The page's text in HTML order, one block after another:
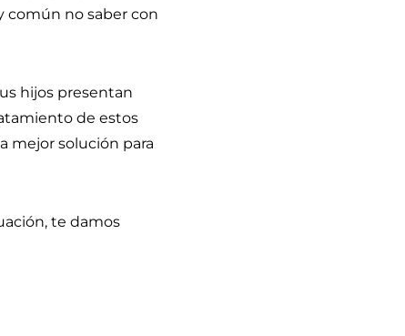
común no saber con
hijos presentan
de estos
mejor solución para
te damos